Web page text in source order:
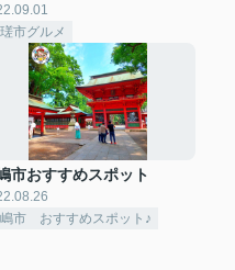
市グルメ
市おすすめスポット
市 おすすめスポット♪